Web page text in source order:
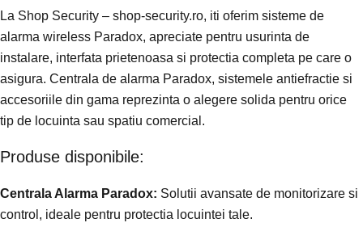
La Shop Security – shop-security.ro, iti oferim sisteme de
alarma wireless Paradox, apreciate pentru usurinta de
instalare, interfata prietenoasa si protectia completa pe care o
asigura. Centrala de alarma Paradox, sistemele antiefractie si
accesoriile din gama reprezinta o alegere solida pentru orice
tip de locuinta sau spatiu comercial.
Produse disponibile:
Centrala Alarma Paradox: Solutii avansate de monitorizare si
control, ideale pentru protectia locuintei tale.